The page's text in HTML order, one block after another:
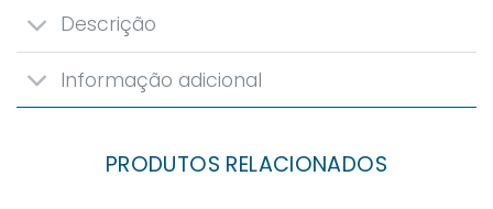
Descrição
Informação adicional
PRODUTOS RELACIONADOS